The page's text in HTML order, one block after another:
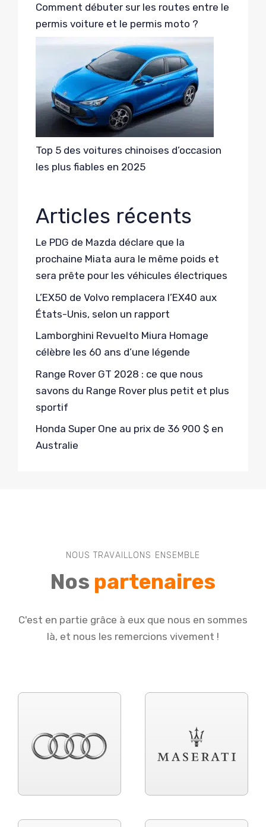
Comment débuter sur les routes entre le
permis voiture et le permis moto ?
Top 5 des voitures chinoises d’occasion
les plus fiables en 2025
Articles récents
Le PDG de Mazda déclare que la
prochaine Miata aura le même poids et
sera prête pour les véhicules électriques
L’EX50 de Volvo remplacera l’EX40 aux
États-Unis, selon un rapport
Lamborghini Revuelto Miura Homage
célèbre les 60 ans d’une légende
Range Rover GT 2028 : ce que nous
savons du Range Rover plus petit et plus
sportif
Honda Super One au prix de 36 900 $ en
Australie
NOUS TRAVAILLONS ENSEMBLE
Nos partenaires
C'est en partie grâce à eux que nous en sommes
là, et nous les remercions vivement !